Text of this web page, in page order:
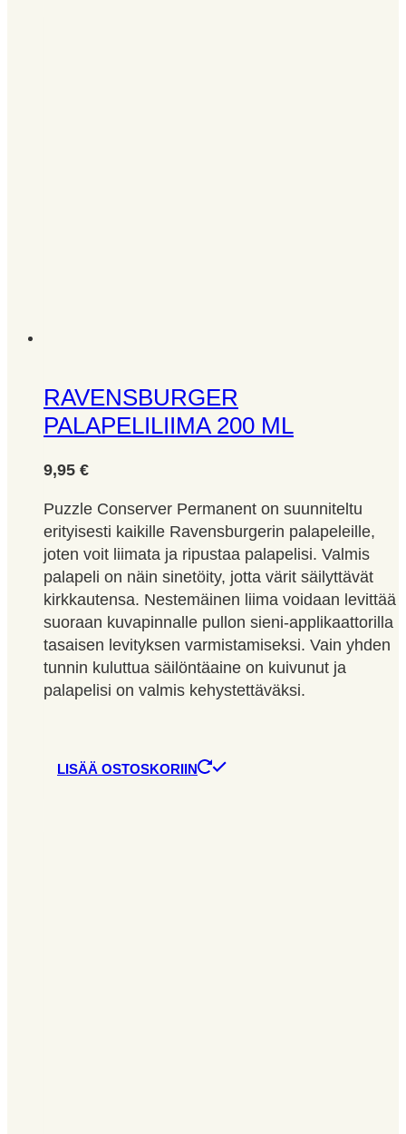
RAVENSBURGER
PALAPELILIIMA 200 ML
9,95 €
Puzzle Conserver Permanent on suunniteltu
erityisesti kaikille Ravensburgerin palapeleille,
joten voit liimata ja ripustaa palapelisi. Valmis
palapeli on näin sinetöity, jotta värit säilyttävät
kirkkautensa. Nestemäinen liima voidaan levittää
suoraan kuvapinnalle pullon sieni-applikaattorilla
tasaisen levityksen varmistamiseksi. Vain yhden
tunnin kuluttua säilöntäaine on kuivunut ja
palapelisi on valmis kehystettäväksi.
LISÄÄ OSTOSKORIIN